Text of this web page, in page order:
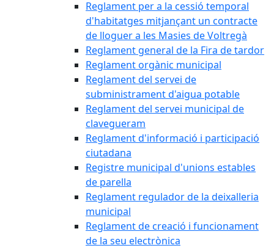
Reglament per a la cessió temporal
d'habitatges mitjançant un contracte
de lloguer a les Masies de Voltregà
Reglament general de la Fira de tardor
Reglament orgànic municipal
Reglament del servei de
subministrament d'aigua potable
Reglament del servei municipal de
clavegueram
Reglament d'informació i participació
ciutadana
Registre municipal d'unions estables
de parella
Reglament regulador de la deixalleria
municipal
Reglament de creació i funcionament
de la seu electrònica